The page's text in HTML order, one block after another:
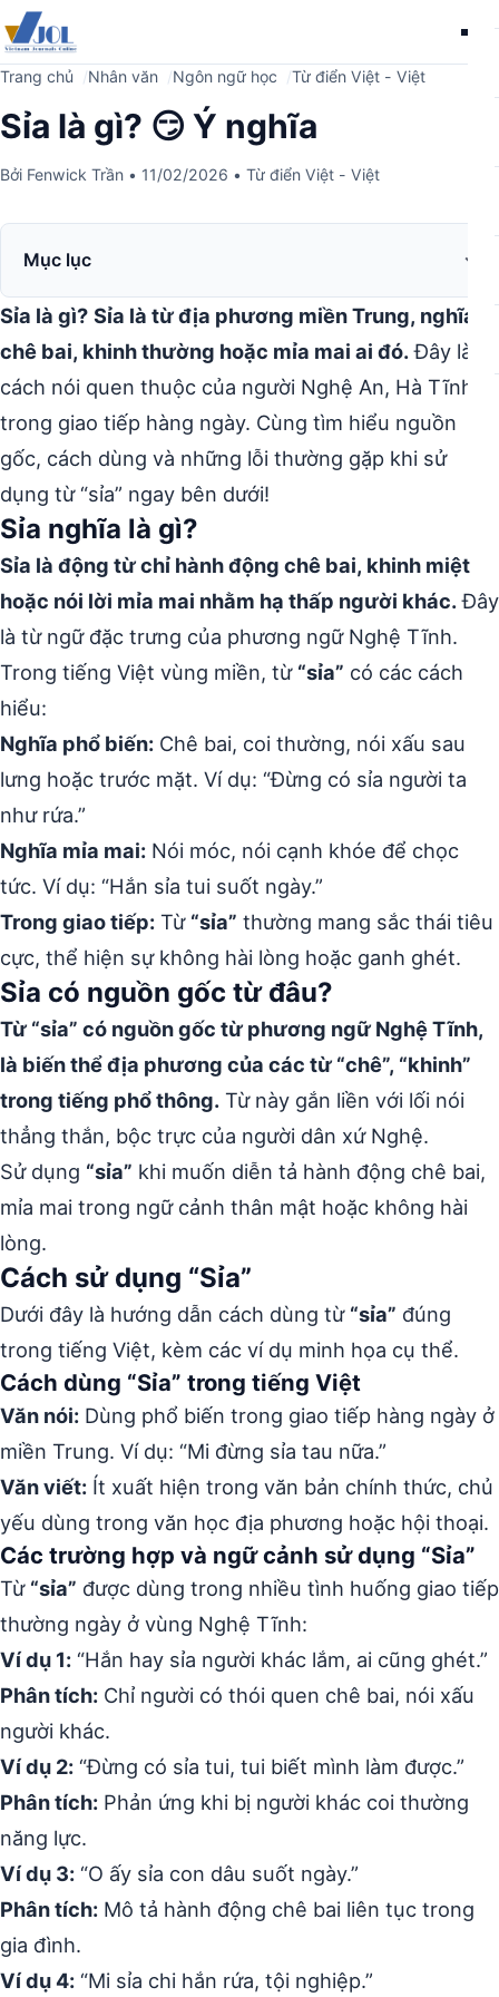
Trang chủ Nhân văn Ngôn ngữ học Từ điển Việt - Việt
Sỉa là gì? 😏 Ý nghĩa
Bởi Fenwick Trần • 11/02/2026 • Từ điển Việt - Việt
Mục lục
Sỉa là gì? Sỉa là từ địa phương miền Trung, nghĩa là
chê bai, khinh thường hoặc mỉa mai ai đó.Đây là
cách nói quen thuộc của người Nghệ An, Hà Tĩnh
trong giao tiếp hàng ngày. Cùng tìm hiểu nguồn
gốc, cách dùng và những lỗi thường gặp khi sử
dụng từ “sỉa” ngay bên dưới!
Sỉa nghĩa là gì?
Sỉa là động từ chỉ hành động chê bai, khinh miệt
hoặc nói lời mỉa mai nhằm hạ thấp người khác.Đây
là từ ngữ đặc trưng của phương ngữ Nghệ Tĩnh.
Trong tiếng Việt vùng miền, từ “sỉa” có các cách
hiểu:
Nghĩa phổ biến: Chê bai, coi thường, nói xấu sau
lưng hoặc trước mặt. Ví dụ: “Đừng có sỉa người ta
như rứa.”
Nghĩa mỉa mai: Nói móc, nói cạnh khóe để chọc
tức. Ví dụ: “Hắn sỉa tui suốt ngày.”
Trong giao tiếp: Từ “sỉa” thường mang sắc thái tiêu
cực, thể hiện sự không hài lòng hoặc ganh ghét.
Sỉa có nguồn gốc từ đâu?
Từ “sỉa” có nguồn gốc từ phương ngữ Nghệ Tĩnh,
là biến thể địa phương của các từ “chê”, “khinh”
trong tiếng phổ thông. Từ này gắn liền với lối nói
thẳng thắn, bộc trực của người dân xứ Nghệ.
Sử dụng “sỉa” khi muốn diễn tả hành động chê bai,
mỉa mai trong ngữ cảnh thân mật hoặc không hài
lòng.
Cách sử dụng “Sỉa”
Dưới đây là hướng dẫn cách dùng từ “sỉa” đúng
trong tiếng Việt, kèm các ví dụ minh họa cụ thể.
Cách dùng “Sỉa” trong tiếng Việt
Văn nói: Dùng phổ biến trong giao tiếp hàng ngày ở
miền Trung. Ví dụ: “Mi đừng sỉa tau nữa.”
Văn viết: Ít xuất hiện trong văn bản chính thức, chủ
yếu dùng trong văn học địa phương hoặc hội thoại.
Các trường hợp và ngữ cảnh sử dụng “Sỉa”
Từ “sỉa” được dùng trong nhiều tình huống giao tiếp
thường ngày ở vùng Nghệ Tĩnh:
Ví dụ 1: “Hắn hay sỉa người khác lắm, ai cũng ghét.”
Phân tích: Chỉ người có thói quen chê bai, nói xấu
người khác.
Ví dụ 2: “Đừng có sỉa tui, tui biết mình làm được.”
Phân tích: Phản ứng khi bị người khác coi thường
năng lực.
Ví dụ 3: “O ấy sỉa con dâu suốt ngày.”
Phân tích: Mô tả hành động chê bai liên tục trong
gia đình.
Ví dụ 4: “Mi sỉa chi hắn rứa, tội nghiệp.”